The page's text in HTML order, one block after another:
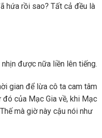
hứa rồi sao? Tất cả đều là
nhịn được nữa liền lên tiếng.
gian để lừa cô ta cam tâm
của Mạc Gia về, khi Mạc
mà giờ này cậu nói như